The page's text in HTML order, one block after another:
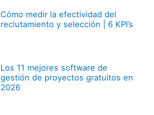
Cómo medir la efectividad del
reclutamiento y selección | 6 KPI’s
Los 11 mejores software de
gestión de proyectos gratuitos en
2026